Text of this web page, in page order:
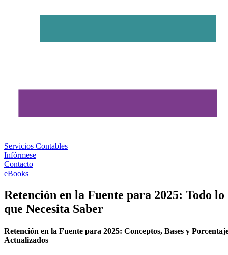
Servicios Contables
Infórmese
Contacto
eBooks
Retención en la Fuente para 2025: Todo lo
que Necesita Saber
Retención en la Fuente para 2025: Conceptos, Bases y
Actualizados